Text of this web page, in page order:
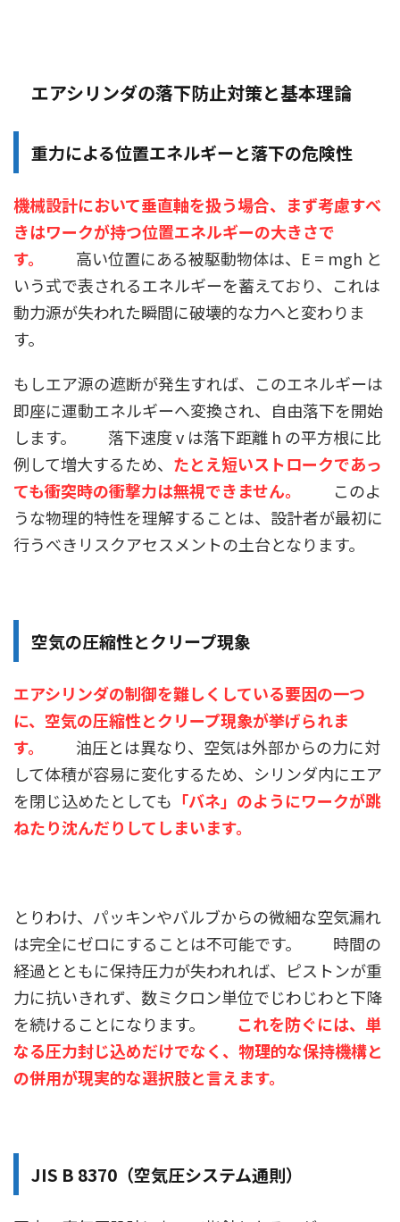
エアシリンダの落下防止対策と基本理論
重力による位置エネルギーと落下の危険性
機械設計において垂直軸を扱う場合、まず考慮すべ
きはワークが持つ位置エネルギーの大きさで
す。
高い位置にある被駆動物体は、E = mgh と
いう式で表されるエネルギーを蓄えており、これは
動力源が失われた瞬間に破壊的な力へと変わりま
す。
もしエア源の遮断が発生すれば、このエネルギーは
即座に運動エネルギーへ変換され、自由落下を開始
します。 落下速度 v は落下距離 h の平方根に比
例して増大するため、 たとえ短いストロークであっ
ても衝突時の衝撃力は無視できません。
このよ
うな物理的特性を理解することは、設計者が最初に
行うべきリスクアセスメントの土台となります。
空気の圧縮性とクリープ現象
エアシリンダの制御を難しくしている要因の一つ
に、空気の圧縮性とクリープ現象が挙げられま
す。
油圧とは異なり、空気は外部からの力に対
して体積が容易に変化するため、シリンダ内にエア
を閉じ込めたとしても 「バネ」のようにワークが跳
ねたり沈んだりしてしまいます。
とりわけ、パッキンやバルブからの微細な空気漏れ
は完全にゼロにすることは不可能です。 時間の
経過とともに保持圧力が失われれば、ピストンが重
力に抗いきれず、数ミクロン単位でじわじわと下降
を続けることになります。 これを防ぐには、単
なる圧力封じ込めだけでなく、物理的な保持機構と
の併用が現実的な選択肢と言えます。
JIS B 8370（空気圧システム通則）